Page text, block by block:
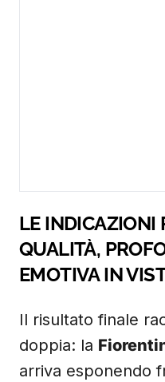
LE INDICAZIONI
QUALITÀ,
EMOTIVA IN
Il risultato finale
doppia: la
arriva esponendo